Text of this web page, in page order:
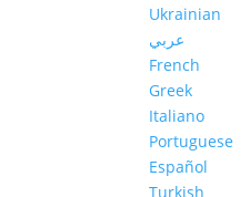
Ukrainian
عربي
French
Greek
Italiano
Portuguese
Español
Turkish